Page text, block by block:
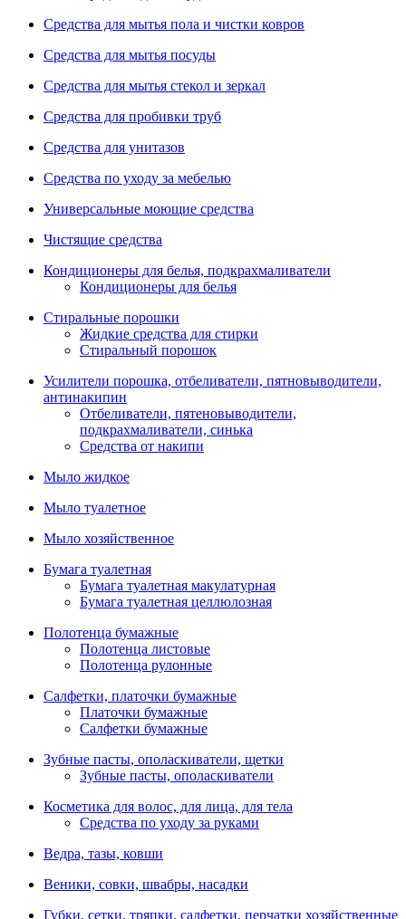
Средства для мытья пола и чистки ковров
Средства для мытья посуды
Средства для мытья стекол и зеркал
Средства для пробивки труб
Средства для унитазов
Средства по уходу за мебелью
Универсальные моющие средства
Чистящие средства
Кондиционеры для белья, подкрахмаливатели
Кондиционеры для белья
Стиральные порошки
Жидкие средства для стирки
Стиральный порошок
Усилители порошка, отбеливатели, пятновыводители,
антинакипин
Отбеливатели, пятеновыводители,
подкрахмаливатели, синька
Средства от накипи
Мыло жидкое
Мыло туалетное
Мыло хозяйственное
Бумага туалетная
Бумага туалетная макулатурная
Бумага туалетная целлюлозная
Полотенца бумажные
Полотенца листовые
Полотенца рулонные
Салфетки, платочки бумажные
Платочки бумажные
Салфетки бумажные
Зубные пасты, ополаскиватели, щетки
Зубные пасты, ополаскиватели
Косметика для волос, для лица, для тела
Средства по уходу за руками
Ведра, тазы, ковши
Веники, совки, швабры, насадки
Губки, сетки, тряпки, салфетки, перчатки хозяйственные